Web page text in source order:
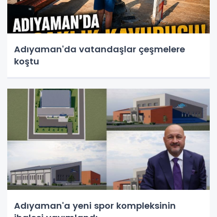
Adıyaman'da vatandaşlar çeşmelere
koştu
Adıyaman'a yeni spor kompleksinin